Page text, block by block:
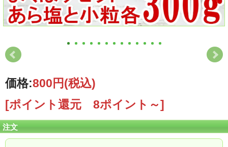
価格:800円(税込)
[ポイント還元 8ポイント～]
注文